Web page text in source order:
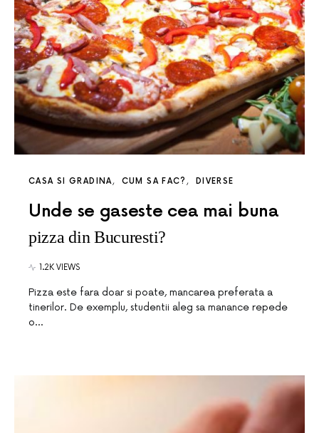
CASA SI GRADINA CUM SA FAC? DIVERSE
Unde se gaseste cea mai buna
pizza din Bucuresti?
1.2K VIEWS
Pizza este fara doar si poate, mancarea preferata a
tinerilor. De exemplu, studentii aleg sa manance repede
o…